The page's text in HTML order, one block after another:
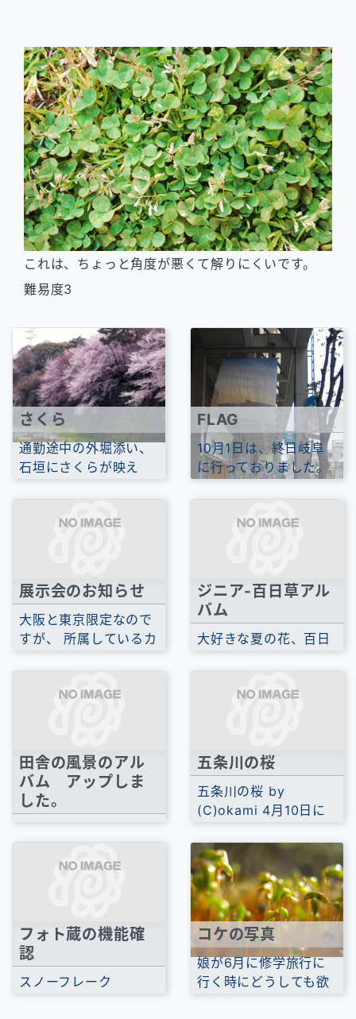
これは、ちょっと角度が悪くて解りにくいです。
難易度3
さくら
通勤途中の外堀添い、
石垣にさくらが映え
FLAG
10月1日は、終日岐阜
に行っておりました。
展示会のお知らせ
大阪と東京限定なので
すが、 所属しているカ
ジニア-百日草アル
バム
大好きな夏の花、百日
くいけれど、田舎...
田舎の風景のアル
バム アップしま
した。
てきました。 ゴクゴク
五条川の桜
五条川の桜 by
(C)okami 4月10日に
来たときの写真をア
ッ...
フォト蔵の機能確
認
スノーフレーク
コケの写真
娘が6月に修学旅行に
行く時にどうしても欲